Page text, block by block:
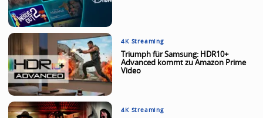
4K Streaming
Triumph für Samsung: HDR10+
Advanced kommt zu Amazon Prime
Video
4K Streaming